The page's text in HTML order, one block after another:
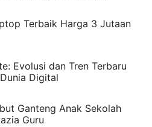
Terbaik Harga 3 Jutaan
Evolusi dan Tren Terbaru
Digital
Ganteng Anak Sekolah
Guru